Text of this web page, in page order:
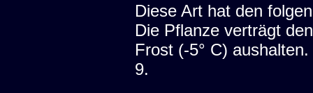
Diese Art hat den
Die Pflanze verträgt
Frost (-5° C)
9.